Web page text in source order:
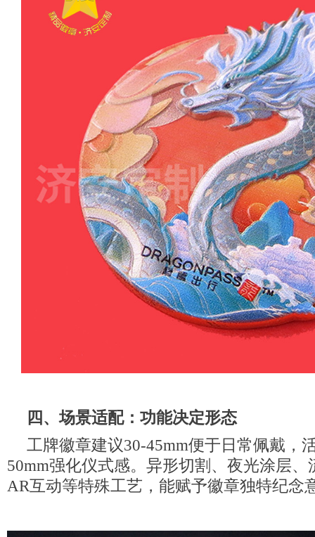
四、场景适配：功能决定形态
工牌徽章建议30-45mm便于日常佩戴，
50mm强化仪式感。异形切割、夜光涂层
AR互动等特殊工艺，能赋予徽章独特纪念